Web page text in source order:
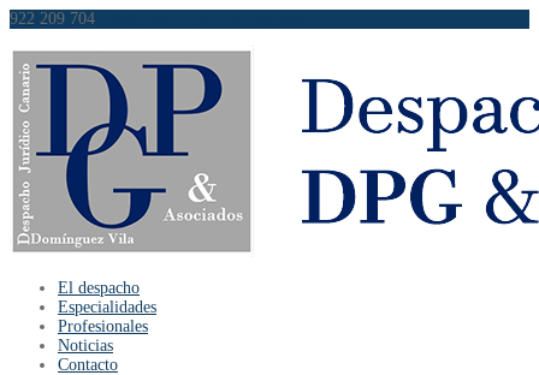
922 209 704
El despacho
Especialidades
Profesionales
Noticias
Contacto